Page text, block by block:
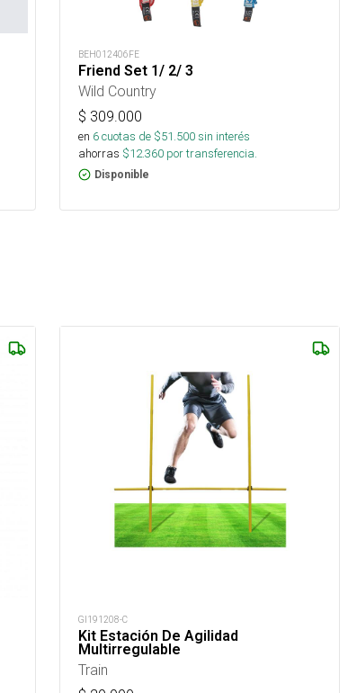
BEH012406FE
Friend Set 1/ 2/ 3
Wild Country
$ 309.000
en 6cuotas de $51.500sin interés
ahorras $12.360 por transferencia.
Disponible
GI191208-C
Kit Estación De Agilidad
Multirregulable
Train